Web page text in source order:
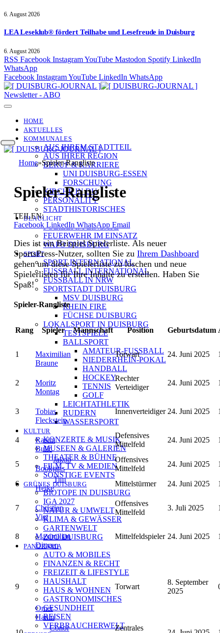
6. August 2026
LEA Leseklub® fördert Teilhabe und Lesefreude in Duisburg
6. August 2026
RSS Facebook InstagramYouTube Mastodon Spotify LinkedIn
WhatsApp
Facebook InstagramYouTube LinkedIn WhatsApp
Newsletter - ABO
HOME
AKTUELLES
KOMMUNALES
AUS IHREM STADTTEIL
AUS IHRER REGION
BERUF & KARRIERE
UNI DUISBURG-ESSEN
FORSCHUNG
KIRCHE IN DU
PERSONALITY
STADTHISTORISCHES
BLAULICHT
POLIZEI IM EINSATZ
FEUERWEHR IM EINSATZ
WAPO DUISBURG
SPORT
SPORT INTERNATIONAL
FUSSBALL INTERNATIONAL
FUSSBALL IN NRW
SPORTSTADT DUISBURG
MSV DUISBURG
RHEIN FIRE
FÜCHSE DUISBURG
LOKALSPORT IN DUISBURG
TESTSPIELE
BALLSPORT
AMATEUR-FUSSBALL
NIEDERRHEIN-POKAL
HANDBALL
HOCKEY
TENNIS
GOLF
LEICHTATHLETIK
RUDERN
WASSERSPORT
KULTUR
KONZERTE & MUSIK
MUSEEN & GALERIEN
THEATER & BÜHNE
FILM, TV & MEDIEN
SONSTIGE EVENTS
GRÜNES DUISBURG
BIOTOPE IN DUISBURG
IGA 2027
NATUR & UMWELT
KLIMA & GEWÄSSER
GARTENWELT
ZOO DUISBURG
PANORAMA
AUTO & MOBILES
FINANZEN & RECHT
FREIZEIT & LIFESTYLE
HAUSHALT
HAUS & WOHNEN
GASTRONOMISCHES
GESUNDHEIT
REISEN
VERBRAUCHERWELT
Home»Spieler-Rangliste
Spieler-Rangliste
TEILEN:
Facebook LinkedIn WhatsApp Email
Dies ist ein Beispiel Spielerliste. Als neuer
SportsPress-Nutzer, sollten Sie zu Ihrem Dashboard
gehen um diese Spielerliste zu löschen und neue
Spielerlisten für Ihre Inhalte zu erstellen. Haben Sie
Spaß!
Spieler-Rangliste
Rang Spieler Mannschaft Position Geburtsdatum
1
Maximilian
Braune
Torwart 24. Juni 2025
2
Moritz
Montag
Rechter
Verteidiger
24. Juni 2025
3
Tobias
Fleckstein
Innenverteidiger 24. Juni 2025
4
Rasim
Bulic
Defensives
Mittelfeld
24. Juni 2025
5
Jakob
Bookjans
Offensives
Mittelfeld
24. Juni 2025
6
Tim
Heike
Mittelstürmer 24. Juni 2025
7
Christian
Viet
Offensives
Mittelfeld
3. Juli 2025
8
Maximilian
Dittgen
Mittelfeldspieler 24. Juni 2025
9
Omer
Hanin
Torwart
8. September
2025
Conor
Zentrales